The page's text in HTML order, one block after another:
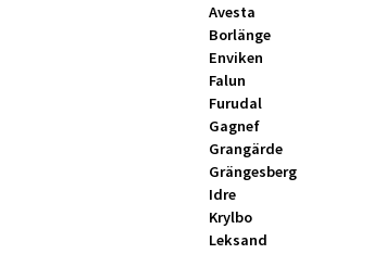
Avesta
Borlänge
Enviken
Falun
Furudal
Gagnef
Grangärde
Grängesberg
Idre
Krylbo
Leksand